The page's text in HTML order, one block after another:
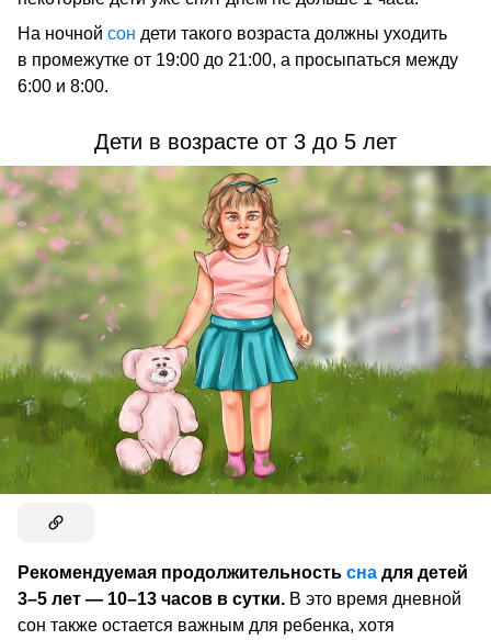
На ночной сон дети такого возраста должны уходить
в промежутке от 19:00 до 21:00, а просыпаться между
6:00 и 8:00.
Дети в возрасте от 3 до 5 лет
Рекомендуемая продолжительность сна для детей
3–5 лет — 10–13 часов в сутки. В это время дневной
сон также остается важным для ребенка, хотя